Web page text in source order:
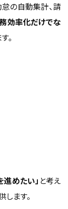
進め方｜
で変わる
ト
れ
の自動集計、請
効率化だけでな
。
進めたい」 と考え
ます。